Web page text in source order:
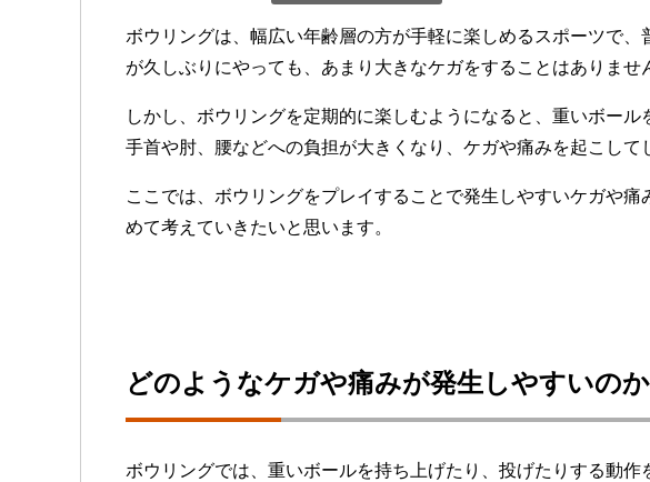
ボウリングは、幅広い年齢層の方が手軽に楽しめるスポーツで、
が久しぶりにやっても、あまり大きなケガをすることはありませ
しかし、ボウリングを定期的に楽しむようになると、重いボール
手首や肘、腰などへの負担が大きくなり、ケガや痛みを起こして
ここでは、ボウリングをプレイすることで発生しやすいケガや痛
めて考えていきたいと思います。
どのようなケガや痛みが発生しやすいのか
ボウリングでは、重いボールを持ち上げたり、投げたりする動作